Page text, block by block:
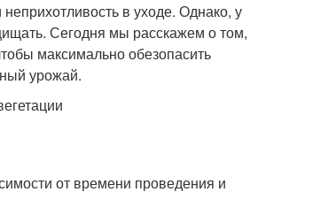
в уходе. Однако, у
Сегодня мы расскажем о том,
максимально обезопасить
урожай.
от времени проведения и